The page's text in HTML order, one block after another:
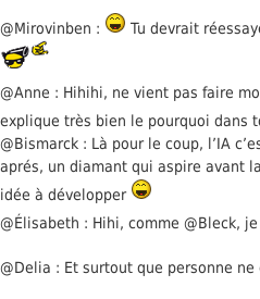
@Mirovinben : Tu devrait
@Anne : Hihihi, ne vient pas faire
explique très bien le pourquoi dans
@Bismarck : Là pour le coup, l’IA
aprés, un diamant qui aspire avant
idée à développer
@Élisabeth : Hihi, comme @Bleck,
@Delia : Et surtout que personne